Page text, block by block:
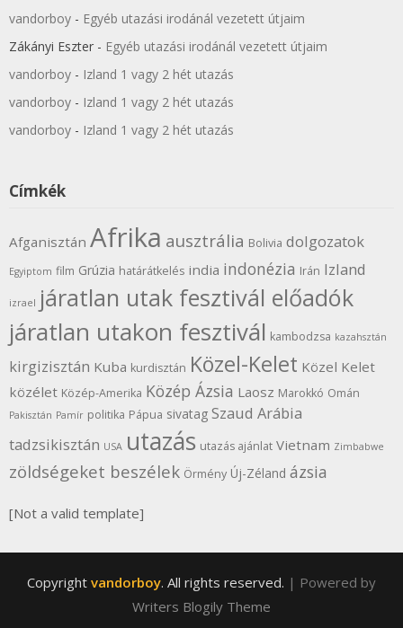
vandorboy - Egyéb utazási irodánál vezetett útjaim
Zákányi Eszter - Egyéb utazási irodánál vezetett útjaim
vandorboy - Izland 1 vagy 2 hét utazás
vandorboy - Izland 1 vagy 2 hét utazás
vandorboy - Izland 1 vagy 2 hét utazás
Címkék
Afganisztán Afrika ausztrália Bolivia dolgozatok
Egyiptom film Grúzia határátkelés india indonézia Irán Izland
izrael járatlan utak fesztivál előadók
járatlan utakon fesztivál kambodzsa kazahsztán
kirgizisztán Kuba kurdisztán Közel-Kelet Közel Kelet
közélet Közép-Amerika Közép Ázsia Laosz Marokkó Omán
Pakisztán Pamír politika Pápua sivatag Szaud Arábia
tadzsikisztán USA utazás utazás ajánlat Vietnam Zimbabwe
zöldségeket beszélek Örmény Új-Zéland ázsia
[Not a valid template]
Copyright vandorboy. All rights reserved. | Powered by
Writers Blogily Theme